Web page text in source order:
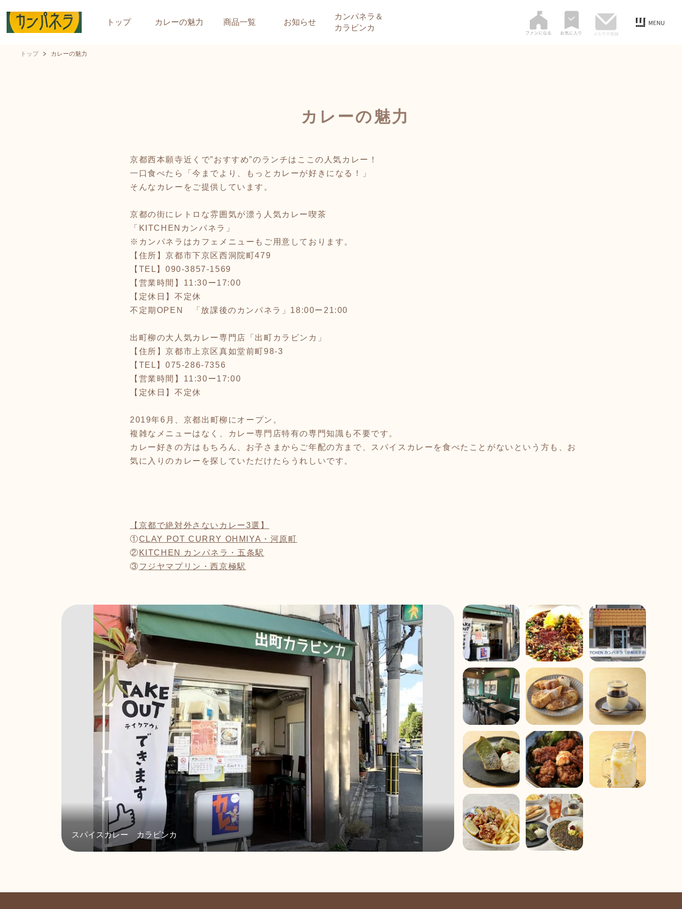
トップ カレーの魅力 商品一覧 お知らせ
カンパネラ＆
カラビンカ
トップ カレーの魅力
カレーの魅力
京都西本願寺近くで”おすすめ”のランチはここの人気カレー！
一口食べたら「今までより、もっとカレーが好きになる！」
そんなカレーをご提供しています。
京都の街にレトロな雰囲気が漂う人気カレー喫茶
「KITCHENカンパネラ」
※カンパネラはカフェメニューもご用意しております。
【住所】京都市下京区西洞院町479
【TEL】090-3857-1569
【営業時間】11:30ー17:00
【定休日】不定休
不定期OPEN 「放課後のカンパネラ」18:00ー21:00
出町柳の大人気カレー専門店「出町カラビンカ」
【住所】京都市上京区真如堂前町98-3
【TEL】075-286-7356
【営業時間】11:30ー17:00
【定休日】不定休
2019年6月、京都出町柳にオープン。
複雑なメニューはなく、カレー専門店特有の専門知識も不要です。
カレー好きの方はもちろん、お子さまからご年配の方まで、スパイスカレーを食べたことがないという方も、お
気に入りのカレーを探していただけたらうれしいです。
【京都で絶対外さないカレー3選】
①CLAY POT CURRY OHMIYA・河原町
② KITCHEN カンパネラ・五条駅
③フジヤマプリン・西京極駅
スパイスカレー カラビンカ